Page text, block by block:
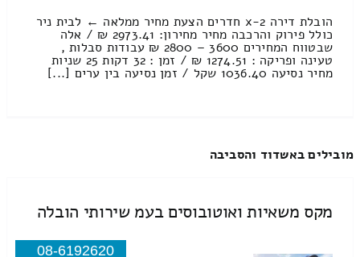
הובלת דירה 2-x חדרים הצעת מחיר ממלאה ← לבית ניר
כולל פירוק והרכבה מחיר מחירון: 2973.41 ₪ / אלה
שבטווח המחירים 3600 – 2800 ₪ עבודות סבלות ,
טעינה ופריקה : 1274.51 ₪ / זמן : 32 דקות 25 שניות
מחיר נסיעה 1036.40 שקל / זמן נסיעה בין ערים [...]
מובילים באשדוד והסביבה
מקס משאיות ואוטובוסים בעמ שירותי הובלה
08-6192620